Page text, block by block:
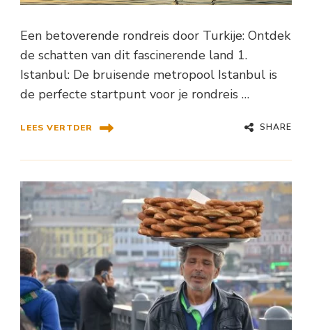
Een betoverende rondreis door Turkije: Ontdek
de schatten van dit fascinerende land 1.
Istanbul: De bruisende metropool Istanbul is
de perfecte startpunt voor je rondreis …
LEES VERTDER SHARE